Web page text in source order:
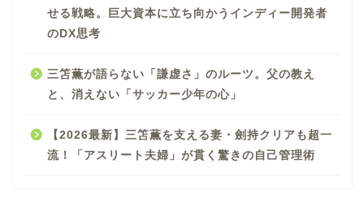
せる戦略。巨大資本に立ち向かうインディー開発者
のDX思考
三笘薫が語らない「謙虚さ」のルーツ。父の教え
と、消えない「サッカー少年の心」
【2026最新】三笘薫を支える妻・劍持クリアも超一
流！「アスリート夫婦」が貫く驚きの自己管理術